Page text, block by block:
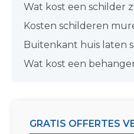
Wat kost een schilder
Kosten schilderen
Buitenkant huis laten
Wat kost een
GRATIS OFFERTES